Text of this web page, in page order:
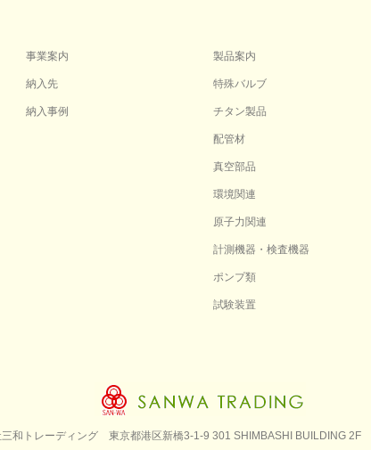
事業案内
納入先
納入事例
製品案内
特殊バルブ
チタン製品
配管材
真空部品
環境関連
原子力関連
計測機器・検査機器
ポンプ類
試験装置
和トレーディング 東京都港区新橋3-1-9 301 SHIMBASHI BUILDING 2F